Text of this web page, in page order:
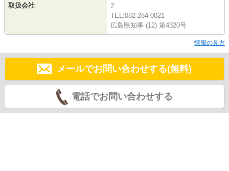
取扱会社
2
TEL:082-284-0021
広島県知事 (12) 第4320号
情報の見方
メールでお問い合わせする(無料)
電話でお問い合わせする